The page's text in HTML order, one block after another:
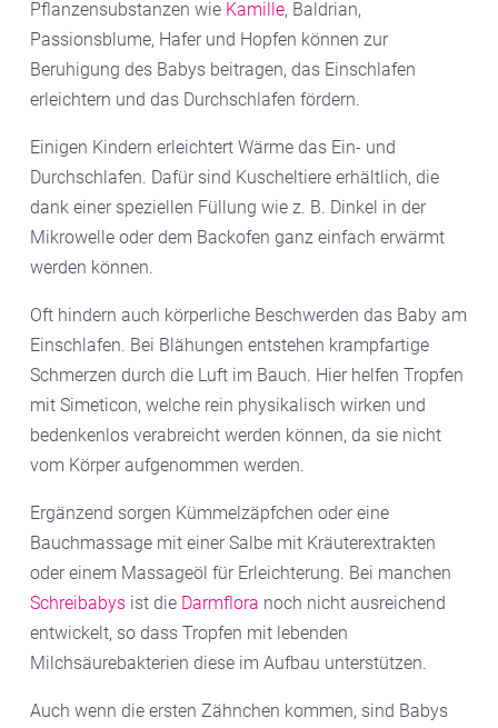
–
Stillen
ist gut für Ihr Kind. Wenn es möglich ist,
stillen Sie Ihr Baby in den ersten sechs Monaten voll.
Pflanzensubstanzen wie Kamille, Baldrian,
Passionsblume, Hafer und Hopfen können zur
Beruhigung des Babys beitragen, das Einschlafen
erleichtern und das Durchschlafen fördern.
Einigen Kindern erleichtert Wärme das Ein- und
Durchschlafen. Dafür sind Kuscheltiere erhältlich, die
dank einer speziellen Füllung wie z. B. Dinkel in der
Mikrowelle oder dem Backofen ganz einfach erwärmt
werden können.
Oft hindern auch körperliche Beschwerden das Baby am
Einschlafen. Bei Blähungen entstehen krampfartige
Schmerzen durch die Luft im Bauch. Hier helfen Tropfen
mit Simeticon, welche rein physikalisch wirken und
bedenkenlos verabreicht werden können, da sie nicht
vom Körper aufgenommen werden.
Ergänzend sorgen Kümmelzäpfchen oder eine
Bauchmassage mit einer Salbe mit Kräuterextrakten
oder einem Massageöl für Erleichterung. Bei manchen
Schreibabys ist die Darmflora noch nicht ausreichend
entwickelt, so dass Tropfen mit lebenden
Milchsäurebakterien diese im Aufbau unterstützen.
Auch wenn die ersten Zähnchen kommen, sind Babys